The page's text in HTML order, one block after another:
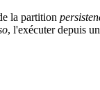
la partition
, l'exécuter depuis